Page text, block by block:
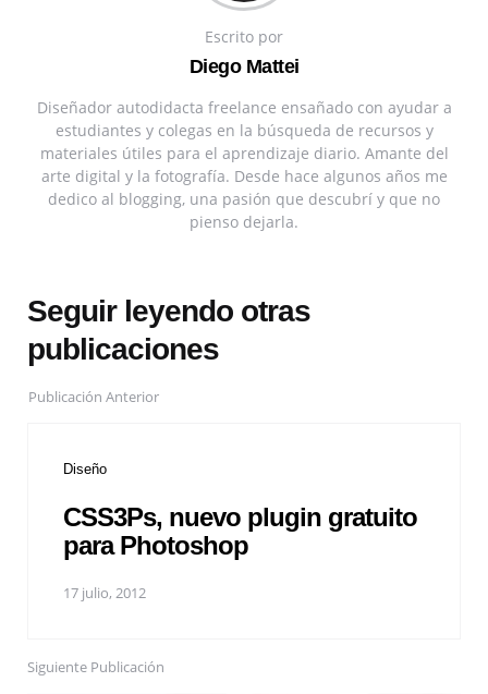
Escrito por
Diego Mattei
Diseñador autodidacta freelance ensañado con ayudar a
estudiantes y colegas en la búsqueda de recursos y
materiales útiles para el aprendizaje diario. Amante del
arte digital y la fotografía. Desde hace algunos años me
dedico al blogging, una pasión que descubrí y que no
pienso dejarla.
Seguir leyendo otras
publicaciones
Publicación Anterior
Diseño
CSS3Ps, nuevo plugin gratuito
para Photoshop
17 julio, 2012
Siguiente Publicación